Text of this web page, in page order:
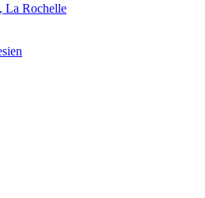
La Rochelle